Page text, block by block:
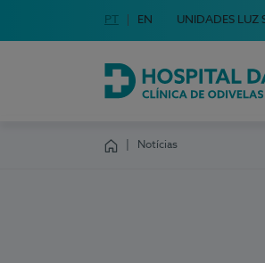
Escolha o seu idioma
Idioma em Português
PT English Language
EN UNIDADES LUZ
Hospital da Luz Clínica
Notícias